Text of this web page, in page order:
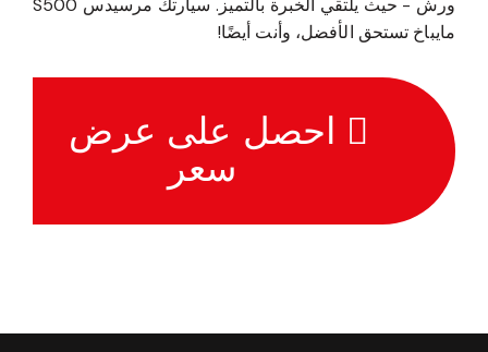
أداء مرسيدس S500 مايباخ بأفضل حال مع أوتو إكسبرت
احصل على عرض
سعر